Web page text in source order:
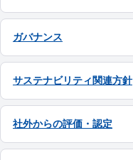
ガバナンス
サステナビリティ関連方針
社外からの評価・認定